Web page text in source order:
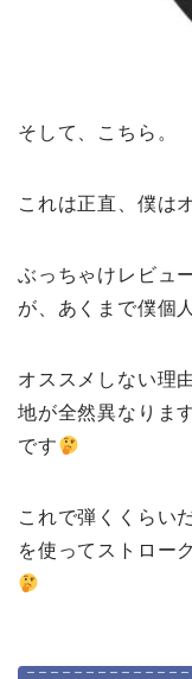
そして、こちら。
これは正直、僕は
ぶっちゃけレビュ
が、あくまで僕個
オススメしない理
地が全然異なりま
です
これで弾くくらい
を使ってストロー